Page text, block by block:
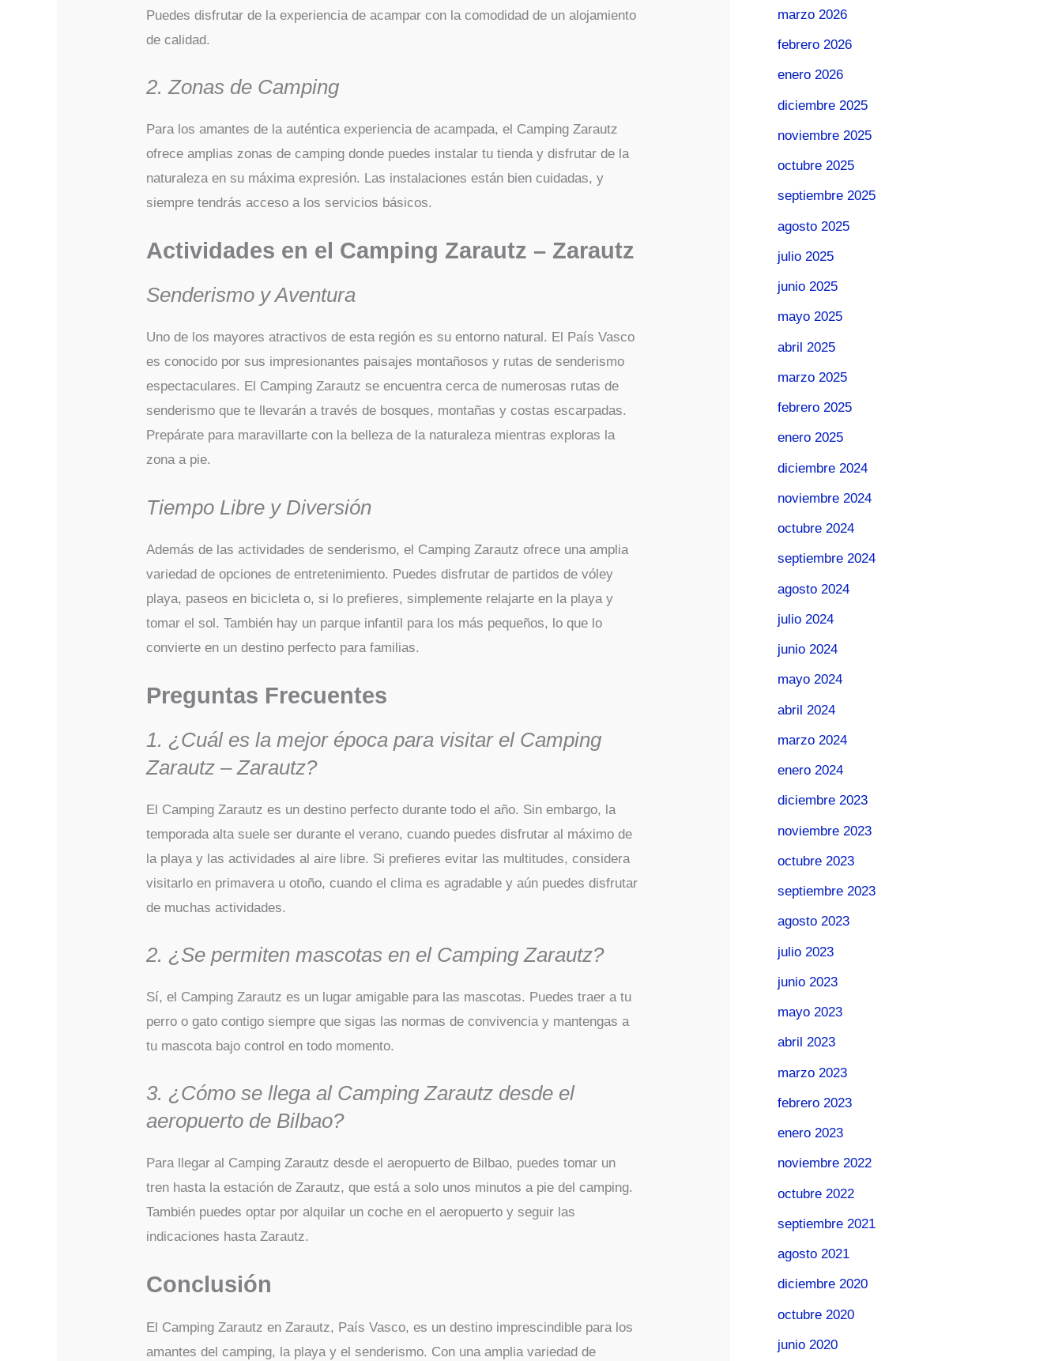
Puedes disfrutar de la experiencia de acampar con la comodidad de un alojamiento
de calidad.
2. Zonas de Camping
Para los amantes de la auténtica experiencia de acampada, el Camping Zarautz
ofrece amplias zonas de camping donde puedes instalar tu tienda y disfrutar de la
naturaleza en su máxima expresión. Las instalaciones están bien cuidadas, y
siempre tendrás acceso a los servicios básicos.
Actividades en el Camping Zarautz – Zarautz
Senderismo y Aventura
Uno de los mayores atractivos de esta región es su entorno natural. El País Vasco
es conocido por sus impresionantes paisajes montañosos y rutas de senderismo
espectaculares. El Camping Zarautz se encuentra cerca de numerosas rutas de
senderismo que te llevarán a través de bosques, montañas y costas escarpadas.
Prepárate para maravillarte con la belleza de la naturaleza mientras exploras la
zona a pie.
Tiempo Libre y Diversión
Además de las actividades de senderismo, el Camping Zarautz ofrece una amplia
variedad de opciones de entretenimiento. Puedes disfrutar de partidos de vóley
playa, paseos en bicicleta o, si lo prefieres, simplemente relajarte en la playa y
tomar el sol. También hay un parque infantil para los más pequeños, lo que lo
convierte en un destino perfecto para familias.
Preguntas Frecuentes
1. ¿Cuál es la mejor época para visitar el Camping
Zarautz – Zarautz?
El Camping Zarautz es un destino perfecto durante todo el año. Sin embargo, la
temporada alta suele ser durante el verano, cuando puedes disfrutar al máximo de
la playa y las actividades al aire libre. Si prefieres evitar las multitudes, considera
visitarlo en primavera u otoño, cuando el clima es agradable y aún puedes disfrutar
de muchas actividades.
2. ¿Se permiten mascotas en el Camping Zarautz?
Sí, el Camping Zarautz es un lugar amigable para las mascotas. Puedes traer a tu
perro o gato contigo siempre que sigas las normas de convivencia y mantengas a
tu mascota bajo control en todo momento.
3. ¿Cómo se llega al Camping Zarautz desde el
aeropuerto de Bilbao?
Para llegar al Camping Zarautz desde el aeropuerto de Bilbao, puedes tomar un
tren hasta la estación de Zarautz, que está a solo unos minutos a pie del camping.
También puedes optar por alquilar un coche en el aeropuerto y seguir las
indicaciones hasta Zarautz.
Conclusión
El Camping Zarautz en Zarautz, País Vasco, es un destino imprescindible para los
amantes del camping, la playa y el senderismo. Con una amplia variedad de
marzo 2026
febrero 2026
enero 2026
diciembre 2025
noviembre 2025
octubre 2025
septiembre 2025
agosto 2025
julio 2025
junio 2025
mayo 2025
abril 2025
marzo 2025
febrero 2025
enero 2025
diciembre 2024
noviembre 2024
octubre 2024
septiembre 2024
agosto 2024
julio 2024
junio 2024
mayo 2024
abril 2024
marzo 2024
enero 2024
diciembre 2023
noviembre 2023
octubre 2023
septiembre 2023
agosto 2023
julio 2023
junio 2023
mayo 2023
abril 2023
marzo 2023
febrero 2023
enero 2023
noviembre 2022
octubre 2022
septiembre 2021
agosto 2021
diciembre 2020
octubre 2020
junio 2020